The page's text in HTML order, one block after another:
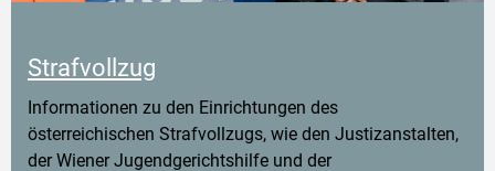
Strafvollzug
Informationen zu den Einrichtungen des
österreichischen Strafvollzugs, wie den Justizanstalten,
der Wiener Jugendgerichtshilfe und der